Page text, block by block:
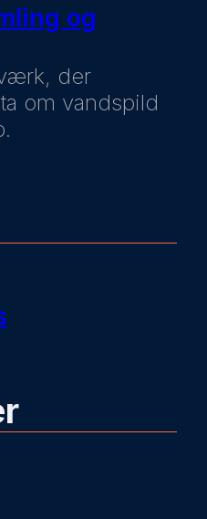
og
der
om vandspild